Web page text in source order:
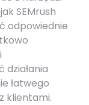
SEMrush
odpowiednie
działania
łatwego
klientami.